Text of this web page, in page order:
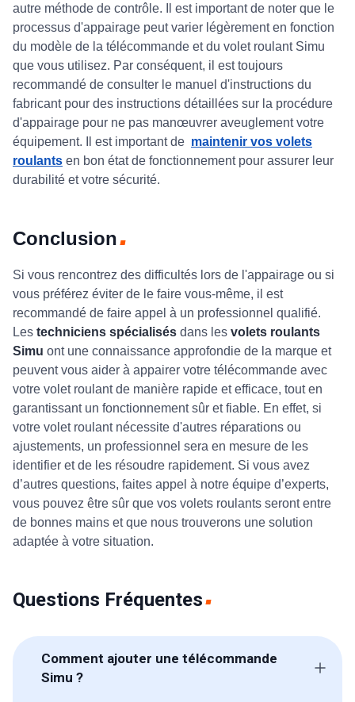
autre méthode de contrôle. Il est important de noter que le
processus d'appairage peut varier légèrement en fonction
du modèle de la télécommande et du volet roulant Simu
que vous utilisez. Par conséquent, il est toujours
recommandé de consulter le manuel d'instructions du
fabricant pour des instructions détaillées sur la procédure
d'appairage pour ne pas manœuvrer aveuglement votre
équipement. Il est important de maintenir vos volets
roulants en bon état de fonctionnement pour assurer leur
durabilité et votre sécurité.
Conclusion
Si vous rencontrez des difficultés lors de l'appairage ou si
vous préférez éviter de le faire vous-même, il est
recommandé de faire appel à un professionnel qualifié.
Les techniciens spécialisés dans les volets roulants
Simu ont une connaissance approfondie de la marque et
peuvent vous aider à appairer votre télécommande avec
votre volet roulant de manière rapide et efficace, tout en
garantissant un fonctionnement sûr et fiable. En effet, si
votre volet roulant nécessite d'autres réparations ou
ajustements, un professionnel sera en mesure de les
identifier et de les résoudre rapidement. Si vous avez
d’autres questions, faites appel à notre équipe d’experts,
vous pouvez être sûr que vos volets roulants seront entre
de bonnes mains et que nous trouverons une solution
adaptée à votre situation.
Questions Fréquentes
Comment ajouter une télécommande
Simu ?